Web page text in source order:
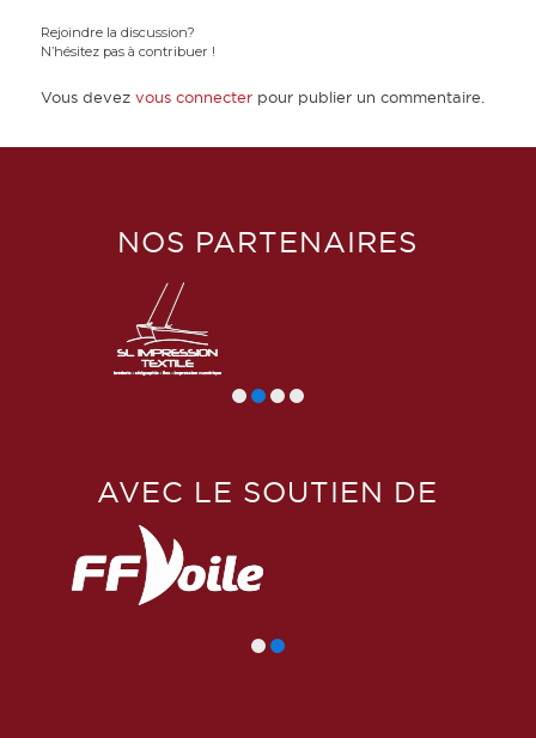
Rejoindre la discussion?
N’hésitez pas à contribuer !
Vous devez vous connecterpour publier un commentaire.
NOS PARTENAIRES
AVEC LE SOUTIEN DE